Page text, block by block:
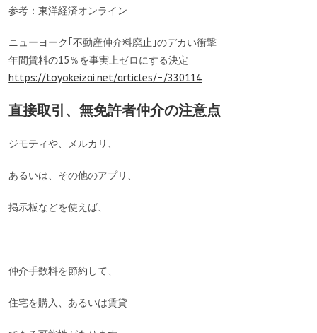
参考：東洋経済オンライン
ニューヨーク｢不動産仲介料廃止｣のデカい衝撃
年間賃料の15％を事実上ゼロにする決定
https://toyokeizai.net/articles/-/330114
直接取引、無免許者仲介の注意点
ジモティや、メルカリ、
あるいは、その他のアプリ、
掲示板などを使えば、
仲介手数料を節約して、
住宅を購入、あるいは賃貸